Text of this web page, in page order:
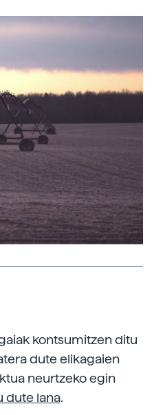
kontsumitzen ditu
dute elikagaien
neurtzeko egin
dute lana.